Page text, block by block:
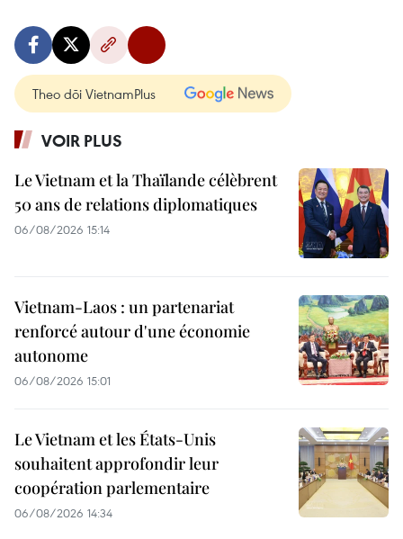
Theo dõi VietnamPlus
VOIR PLUS
Le Vietnam et la Thaïlande célèbrent
50 ans de relations diplomatiques
06/08/2026 15:14
Vietnam-Laos : un partenariat
renforcé autour d'une économie
autonome
06/08/2026 15:01
Le Vietnam et les États-Unis
souhaitent approfondir leur
coopération parlementaire
06/08/2026 14:34